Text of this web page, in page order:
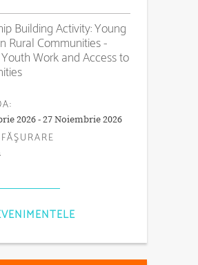
Building Activity: Young
Rural Communities -
Work and Access to
2026 - 27 Noiembrie 2026